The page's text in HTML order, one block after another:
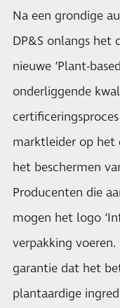
Na een grondige
DP&S onlangs het
nieuwe ‘Plant-
onderliggende
marktleider op het
het beschermen
Producenten die
mogen het logo
verpakking
garantie dat het
plantaardige